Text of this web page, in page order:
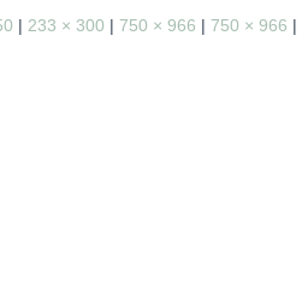
| 233 × 300 | 750 × 966 | 750 × 966 |